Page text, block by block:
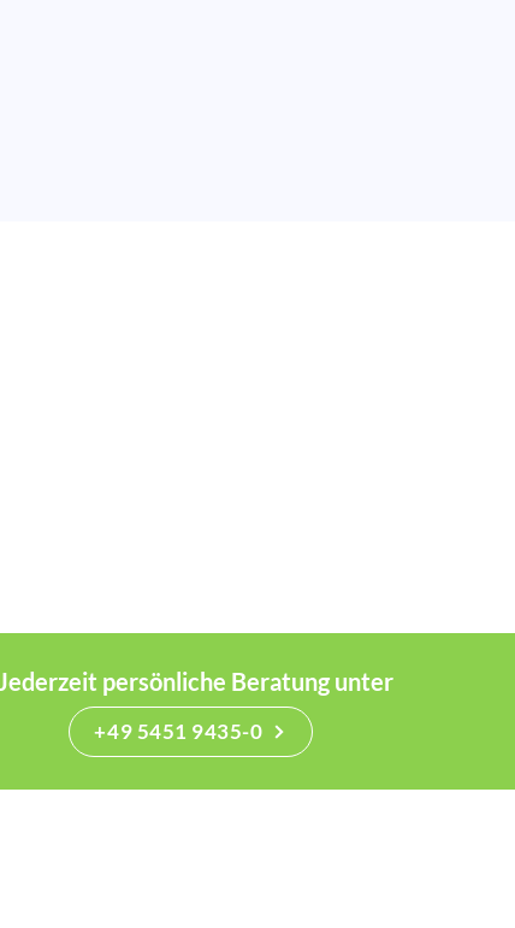
Jederzeit persönliche Beratung unter
+49 5451 9435-0